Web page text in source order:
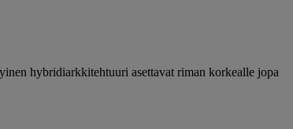
hybridiarkkitehtuuri asettavat riman korkealle jopa